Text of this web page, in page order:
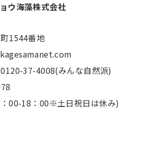
ウ海藻株式会社
1544番地
37-4008(みんな自然派)
00-18：00※土日祝日は休み)